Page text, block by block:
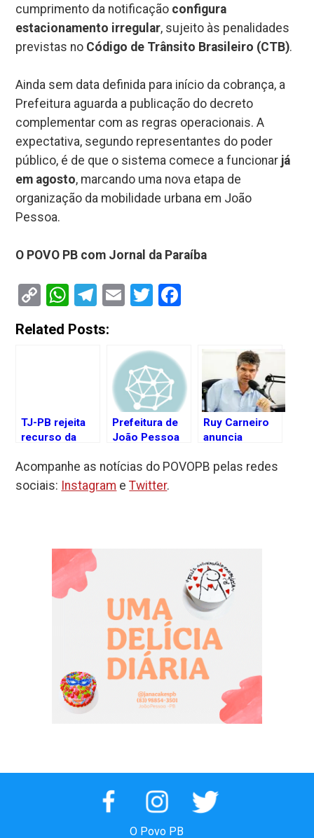
cumprimento da notificação configura
estacionamento irregular, sujeito às penalidades
previstas no Código de Trânsito Brasileiro (CTB).
Ainda sem data definida para início da cobrança, a
Prefeitura aguarda a publicação do decreto
complementar com as regras operacionais. A
expectativa, segundo representantes do poder
público, é de que o sistema comece a funcionar já
em agosto, marcando uma nova etapa de
organização da mobilidade urbana em João
Pessoa.
O POVO PB com Jornal da Paraíba
Copy
Link
WhatsApp
Telegram
EmailTwitter
Related Posts:
TJ-PB rejeita
recurso da
João Pessoa e
mantém
suspensa obra
Prefeitura de
João Pessoa
entregando os
remédios em
Ruy Carneiro
anuncia
Câmara para
Acompanhe as notícias do POVOPB pelas redes
sociais: Instagram eTwitter.
O Povo PB